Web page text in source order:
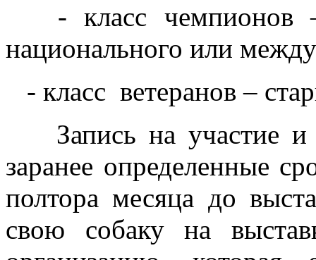
- класс чемпионов
национального или
- класс ветеранов –
Запись на участие и
заранее определенные
полтора месяца до
свою собаку на